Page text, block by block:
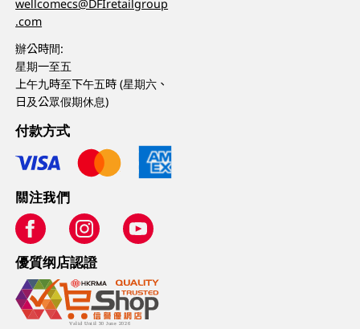
wellcomecs@DFIretailgroup
.com
辦公時間:
星期一至五
上午九時至下午五時 (星期六、
日及公眾假期休息)
付款方式
關注我們
優質纲店認證